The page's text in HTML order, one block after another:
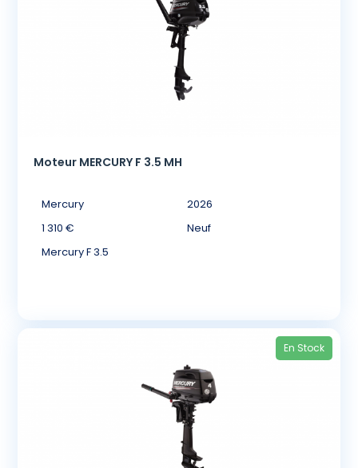
Moteur MERCURY F 3.5 MH
Mercury
2026
1 310 €
Neuf
Mercury F 3.5
En Stock